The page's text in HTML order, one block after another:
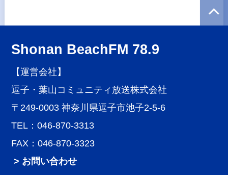
Shonan BeachFM 78.9
【運営会社】
逗子・葉山コミュニティ放送株式会社
〒249-0003 神奈川県逗子市池子2-5-6
TEL：046-870-3313
FAX：046-870-3323
> お問い合わせ